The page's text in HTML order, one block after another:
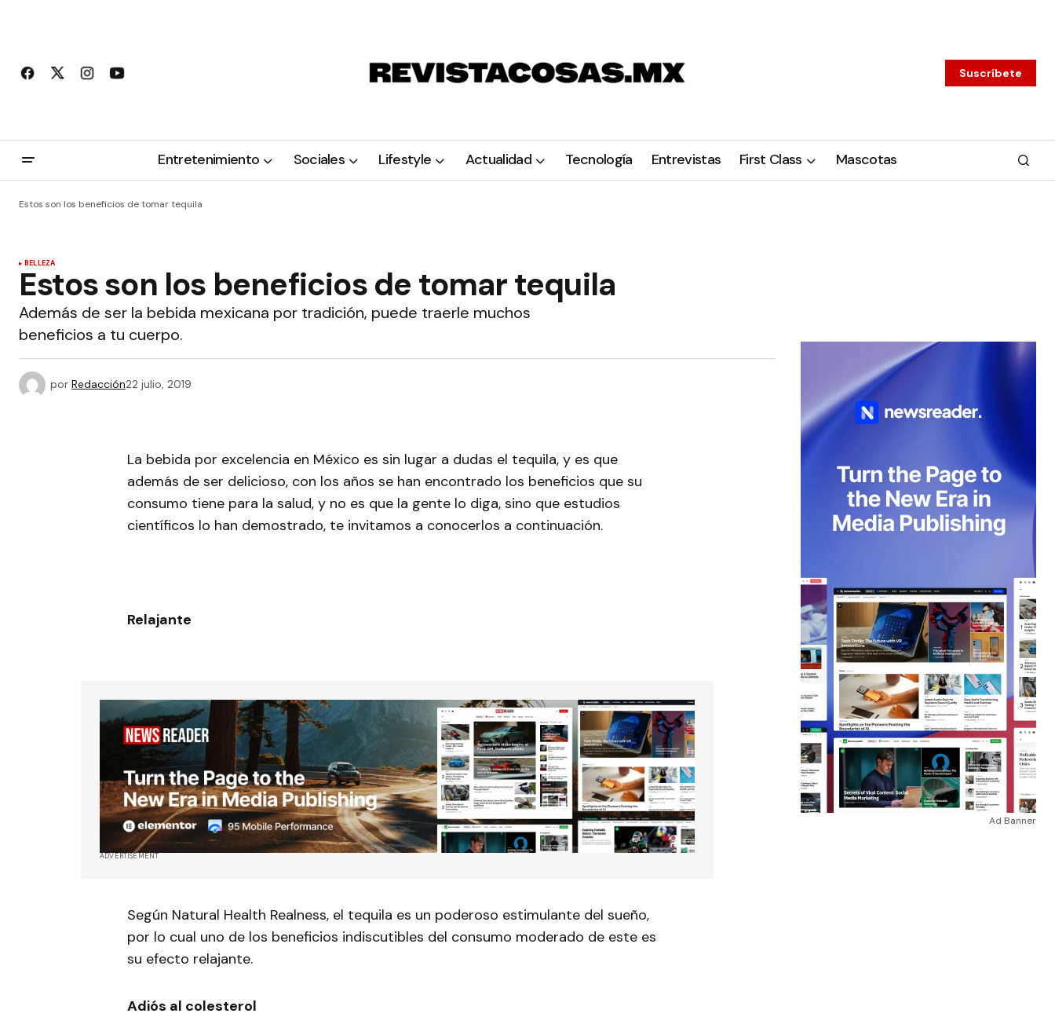
Suscríbete
Entretenimiento Sociales Lifestyle Actualidad Tecnología Entrevistas First Class Mascotas
Estos son los beneficios de tomar tequila
BELLEZA
Estos son los beneficios de tomar tequila
Además de ser la bebida mexicana por tradición, puede traerle muchos
beneficios a tu cuerpo.
por Redacción22 julio, 2019
La bebida por excelencia en México es sin lugar a dudas el tequila, y es que
además de ser delicioso, con los años se han encontrado los beneficios que su
consumo tiene para la salud, y no es que la gente lo diga, sino que estudios
científicos lo han demostrado, te invitamos a conocerlos a continuación.
Relajante
ADVERTISEMENT
Según Natural Health Realness, el tequila es un poderoso estimulante del sueño,
por lo cual uno de los beneficios indiscutibles del consumo moderado de este es
su efecto relajante.
Adiós al colesterol
Ad Banner